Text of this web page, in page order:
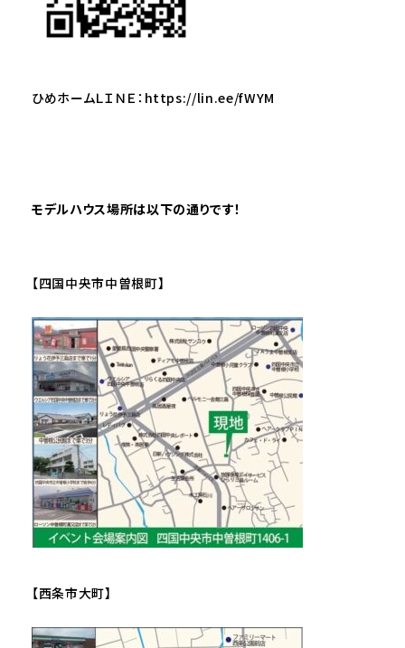
ひめホームＬＩＮＥ： https://lin.ee/fWYM
モデルハウス場所は以下の通りです！
【四国中央市中曽根町】
【西条市大町】